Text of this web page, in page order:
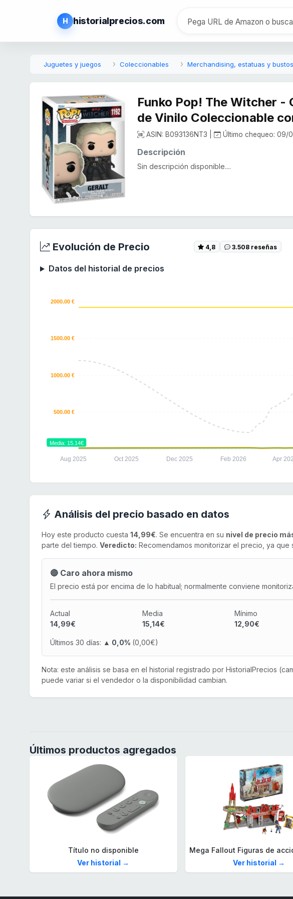
H historialprecios.com
Juguetes y juegos Coleccionables Merchandising, estatuas y bustos
Funko Pop! The Witcher -
de Vinilo Coleccionable
ASIN: B093136NT3 | Último chequeo: 09/
Descripción
Sin descripción disponible....
Evolución de Precio 4,8 3.508 reseñas
Datos del historial de precios
2000.00 €
1500.00 €
1000.00 €
500.00 €
Aug 2025 Oct 2025 Dec 2025 Feb 2026 Apr
Media: 15.14€
Análisis del precio basado en datos
Hoy este producto cuesta 14,99€. Se encuentra en su nivel de precio
parte del tiempo. Veredicto: Recomendamos monitorizar el precio, ya
🔴 Caro ahora mismo
El precio está por encima de lo habitual; normalmente conviene
Actual
14,99€
Media
15,14€
Mínimo
12,90€
Últimos 30 días: ▲ 0,0% (0,00€)
Nota: este análisis se basa en el historial registrado por HistorialPrecios
puede variar si el vendedor o la disponibilidad cambian.
Últimos productos agregados
Título no disponible
Ver historial →
Ver historial →